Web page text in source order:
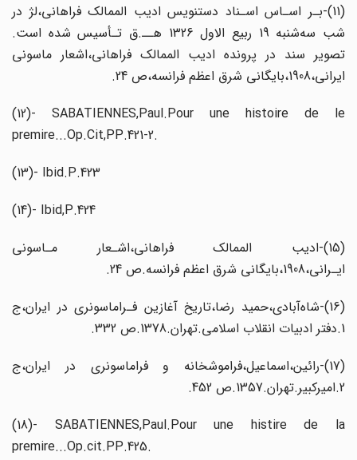
(11)-بـر اسـاس اسـناد‌ دستنویس ادیب الممالک فراهانی،لژ در
شب سه‌شنبه 19 ربیع الاول 1326 هــ‌.ق تـأسیس شده است.
تصویر‌ سند‌ در پرونده ادیب الممالک فراهانی،اشعار ماسونی
ایرانی،1908،بایگانی شرق اعظم فرانسه،ص 24.
(12)- SABATIENNES,Paul.Pour une histoire de le
premire...Op.Cit,PP.421-2.
(13)- Ibid.P.423
(14‌)- Ibid,P.424
(15)-ادیب الممالک فراهانی،اشـعار مـاسونی
ایـرانی،1908،بایگانی شرق اعظم فرانسه.ص 24.
(16)-شاه‌آبادی،حمید رضا،تاریخ آغازین فـراماسونری در ایران،ج
(17)-رائین،اسماعیل،فراموشخانه و فراماسونری در ایران،ج
(18)- SABATIENNES,Paul.Pour une histire de la
premire...Op.cit.PP.425.